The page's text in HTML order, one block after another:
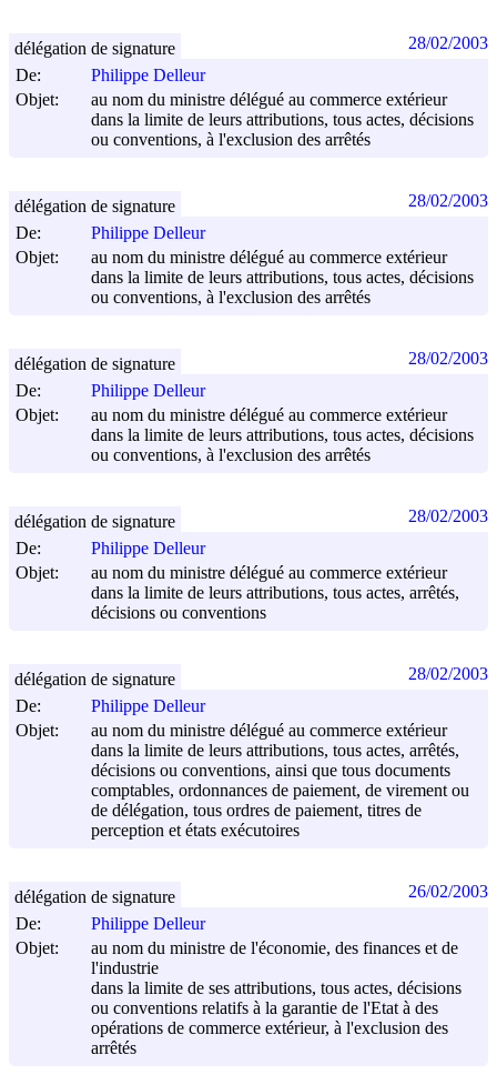
De:
Philippe Delleur
Objet:
au nom du ministre délégué au commerce extérieur
dans la limite de leurs attributions, tous actes, décisions
ou conventions, à l'exclusion des arrêtés
délégation de signature 28/02/2003
De:
Philippe Delleur
Objet:
au nom du ministre délégué au commerce extérieur
dans la limite de leurs attributions, tous actes, décisions
ou conventions, à l'exclusion des arrêtés
délégation de signature 28/02/2003
De:
Philippe Delleur
Objet:
au nom du ministre délégué au commerce extérieur
dans la limite de leurs attributions, tous actes, décisions
ou conventions, à l'exclusion des arrêtés
délégation de signature 28/02/2003
De:
Philippe Delleur
Objet:
au nom du ministre délégué au commerce extérieur
dans la limite de leurs attributions, tous actes, arrêtés,
décisions ou conventions
délégation de signature 28/02/2003
De:
Philippe Delleur
Objet:
au nom du ministre délégué au commerce extérieur
dans la limite de leurs attributions, tous actes, arrêtés,
décisions ou conventions, ainsi que tous documents
comptables, ordonnances de paiement, de virement ou
de délégation, tous ordres de paiement, titres de
perception et états exécutoires
délégation de signature 28/02/2003
De:
Philippe Delleur
Objet:
au nom du ministre de l'économie, des finances et de
l'industrie
dans la limite de ses attributions, tous actes, décisions
ou conventions relatifs à la garantie de l'Etat à des
opérations de commerce extérieur, à l'exclusion des
arrêtés
délégation de signature 26/02/2003